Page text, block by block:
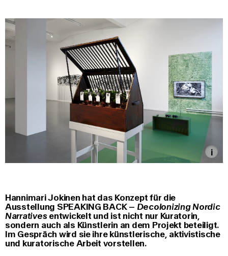
Hannimari Jokinen hat das Konzept für die
Ausstellung SPEAKING BACK – Decolonizing Nordic
Narrativesentwickelt und ist nicht nur Kuratorin,
sondern auch als Künstlerin an dem Projekt beteiligt.
Im Gespräch wird sie ihre künstlerische, aktivistische
und kuratorische Arbeit vorstellen.